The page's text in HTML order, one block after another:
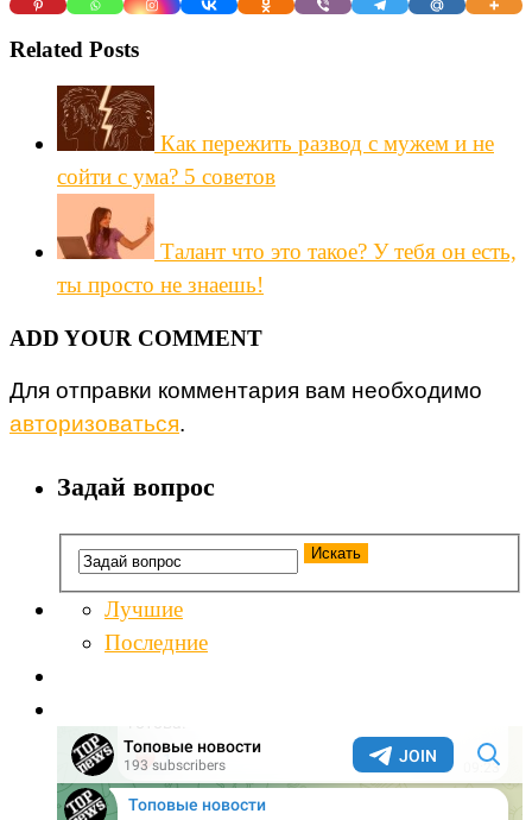
Related Posts
Как пережить развод с мужем и не
сойти с ума? 5 советов
Талант что это такое? У тебя он есть,
ты просто не знаешь!
ADD YOUR COMMENT
Для отправки комментария вам необходимо
авторизоваться.
Задай вопрос
Лучшие
Последние